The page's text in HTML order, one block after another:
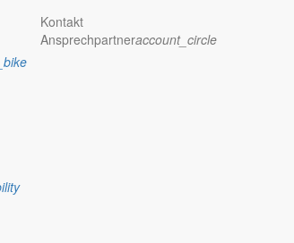
Kontakt
Ansprechpartneraccount_circle
seine nächsten Termine.